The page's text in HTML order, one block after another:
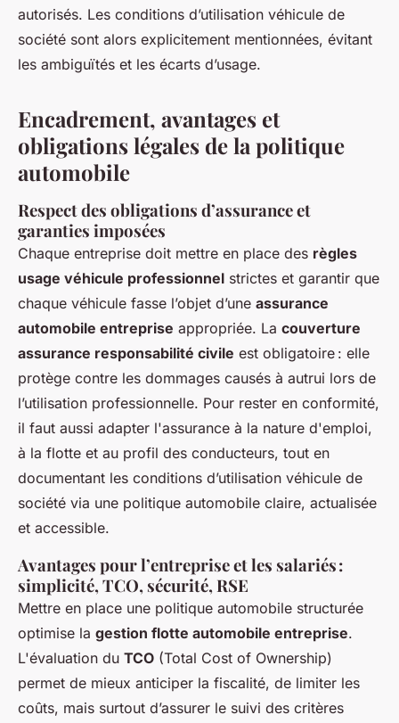
autorisés. Les conditions d’utilisation véhicule de
société sont alors explicitement mentionnées, évitant
les ambiguïtés et les écarts d’usage.
Encadrement, avantages et
obligations légales de la politique
automobile
Respect des obligations d’assurance et
garanties imposées
Chaque entreprise doit mettre en place des règles
usage véhicule professionnel strictes et garantir que
chaque véhicule fasse l’objet d’une assurance
automobile entreprise appropriée. La couverture
assurance responsabilité civile est obligatoire : elle
protège contre les dommages causés à autrui lors de
l’utilisation professionnelle. Pour rester en conformité,
il faut aussi adapter l'assurance à la nature d'emploi,
à la flotte et au profil des conducteurs, tout en
documentant les conditions d’utilisation véhicule de
société via une politique automobile claire, actualisée
et accessible.
Avantages pour l’entreprise et les salariés :
simplicité, TCO, sécurité, RSE
Mettre en place une politique automobile structurée
optimise la gestion flotte automobile entreprise.
L'évaluation du TCO (Total Cost of Ownership)
permet de mieux anticiper la fiscalité, de limiter les
coûts, mais surtout d’assurer le suivi des critères